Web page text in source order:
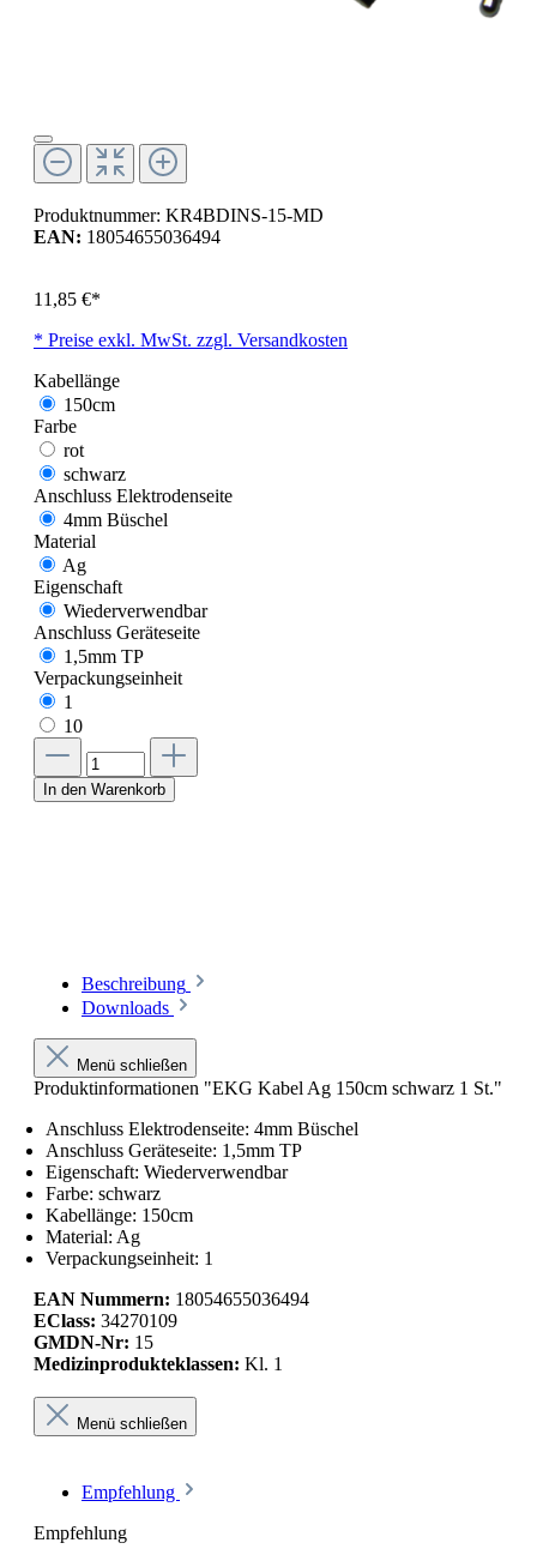
Produktnummer: KR4BDINS-15-MD
EAN: 18054655036494
11,85 €*
* Preise exkl. MwSt. zzgl. Versandkosten
Kabellänge
150cm
Farbe
rot
schwarz
Anschluss Elektrodenseite
4mm Büschel
Material
Ag
Eigenschaft
Wiederverwendbar
Anschluss Geräteseite
1,5mm TP
Verpackungseinheit
1
10
In den Warenkorb
Beschreibung
Downloads
Menü schließen
Produktinformationen "EKG Kabel Ag 150cm schwarz 1 St."
Anschluss Elektrodenseite: 4mm Büschel
Anschluss Geräteseite: 1,5mm TP
Eigenschaft: Wiederverwendbar
Farbe: schwarz
Kabellänge: 150cm
Material: Ag
Verpackungseinheit: 1
EAN Nummern: 18054655036494
EClass: 34270109
GMDN-Nr: 15
Medizinprodukteklassen: Kl. 1
Menü schließen
Empfehlung
Empfehlung